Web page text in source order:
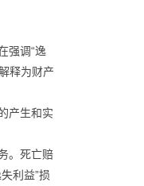
强调“逸
释为财产
产生和实
。死亡赔
利益”损